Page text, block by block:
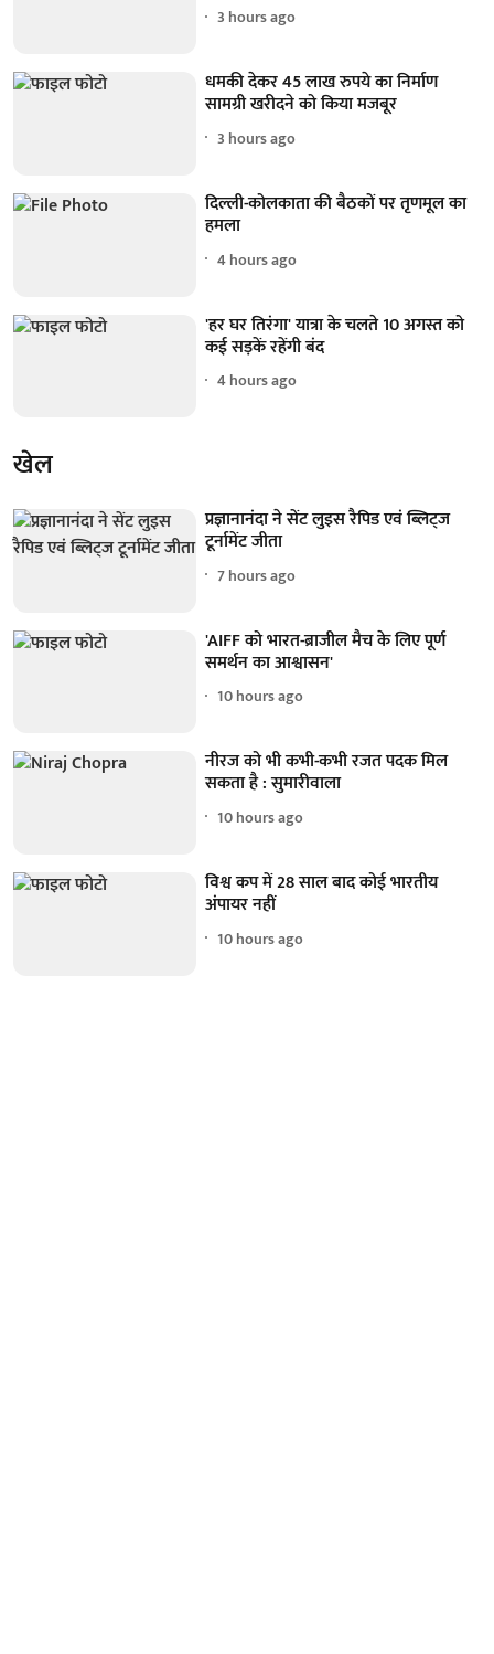
3 hours ago
धमकी देकर 45 लाख रुपये का निर्माण
सामग्री खरीदने को किया मजबूर
3 hours ago
दिल्ली-कोलकाता की बैठकों पर तृणमूल का
हमला
4 hours ago
'हर घर तिरंगा' यात्रा के चलते 10 अगस्त को
कई सड़कें रहेंगी बंद
4 hours ago
खेल
प्रज्ञानानंदा ने सेंट लुइस रैपिड एवं ब्लिट्ज
टूर्नामेंट जीता
7 hours ago
'AIFF को भारत-ब्राजील मैच के लिए पूर्ण
समर्थन का आश्वासन'
10 hours ago
नीरज को भी कभी-कभी रजत पदक मिल
सकता है : सुमारीवाला
10 hours ago
विश्व कप में 28 साल बाद कोई भारतीय
अंपायर नहीं
10 hours ago